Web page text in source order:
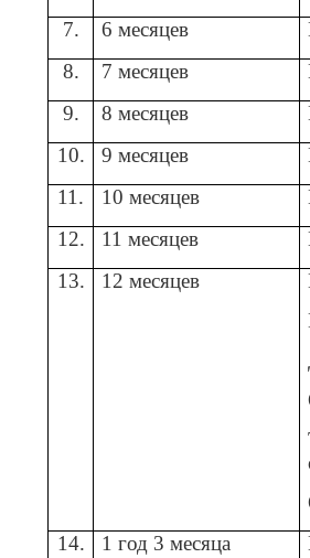
7.
6 месяцев
8.
7 месяцев
9.
8 месяцев
10.
9 месяцев
11.
10 месяцев
12.
11 месяцев
13.
12 месяцев
14.
1 год 3 месяца